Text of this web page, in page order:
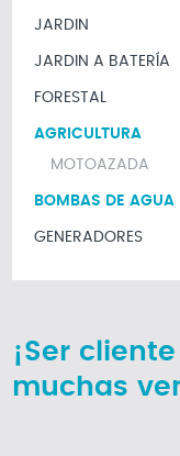
JARDIN
JARDIN A BATERÍA
FORESTAL
AGRICULTURA
MOTOAZADA
BOMBAS DE AGUA
GENERADORES
¡Ser
muchas